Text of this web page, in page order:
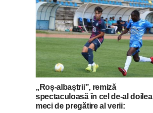
„Roș-albaștrii”, remiză
spectaculoasă în cel de-al doilea
meci de pregătire al verii: